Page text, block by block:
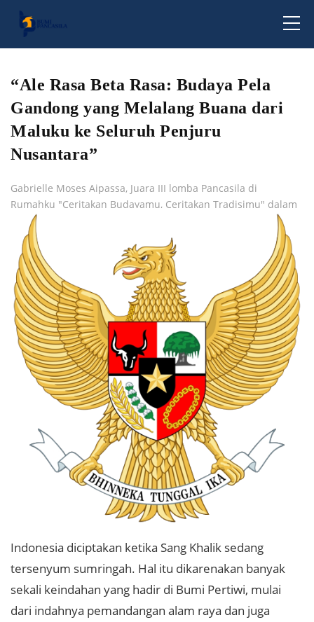
“Ale Rasa Beta Rasa: Budaya Pela
Gandong yang Melalang Buana dari
Maluku ke Seluruh Penjuru
Nusantara”
Gabrielle Moses Aipassa, Juara III lomba Pancasila di
Rumahku "Ceritakan Budayamu, Ceritakan Tradisimu" dalam
Kategori Tulisan
Indonesia diciptakan ketika Sang Khalik sedang
tersenyum sumringah. Hal itu dikarenakan banyak
sekali keindahan yang hadir di Bumi Pertiwi, mulai
dari indahnya pemandangan alam raya dan juga